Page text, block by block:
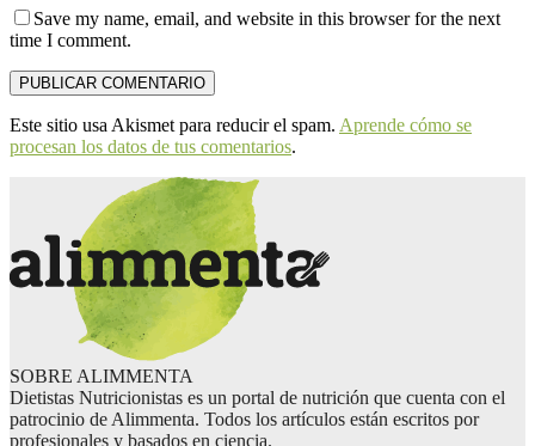
Save my name, email, and website in this browser for the next
time I comment.
Este sitio usa Akismet para reducir el spam. Aprende cómo se
procesan los datos de tus comentarios.
SOBRE ALIMMENTA
Dietistas Nutricionistas es un portal de nutrición que cuenta con el
patrocinio de Alimmenta. Todos los artículos están escritos por
profesionales y basados en ciencia.